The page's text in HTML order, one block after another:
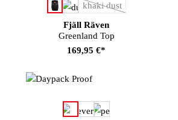
Fjäll Räven
Greenland Top
Farbe auswählen
khaki dust
(Diese Option ist
169,95 €*
Farbeauswählen